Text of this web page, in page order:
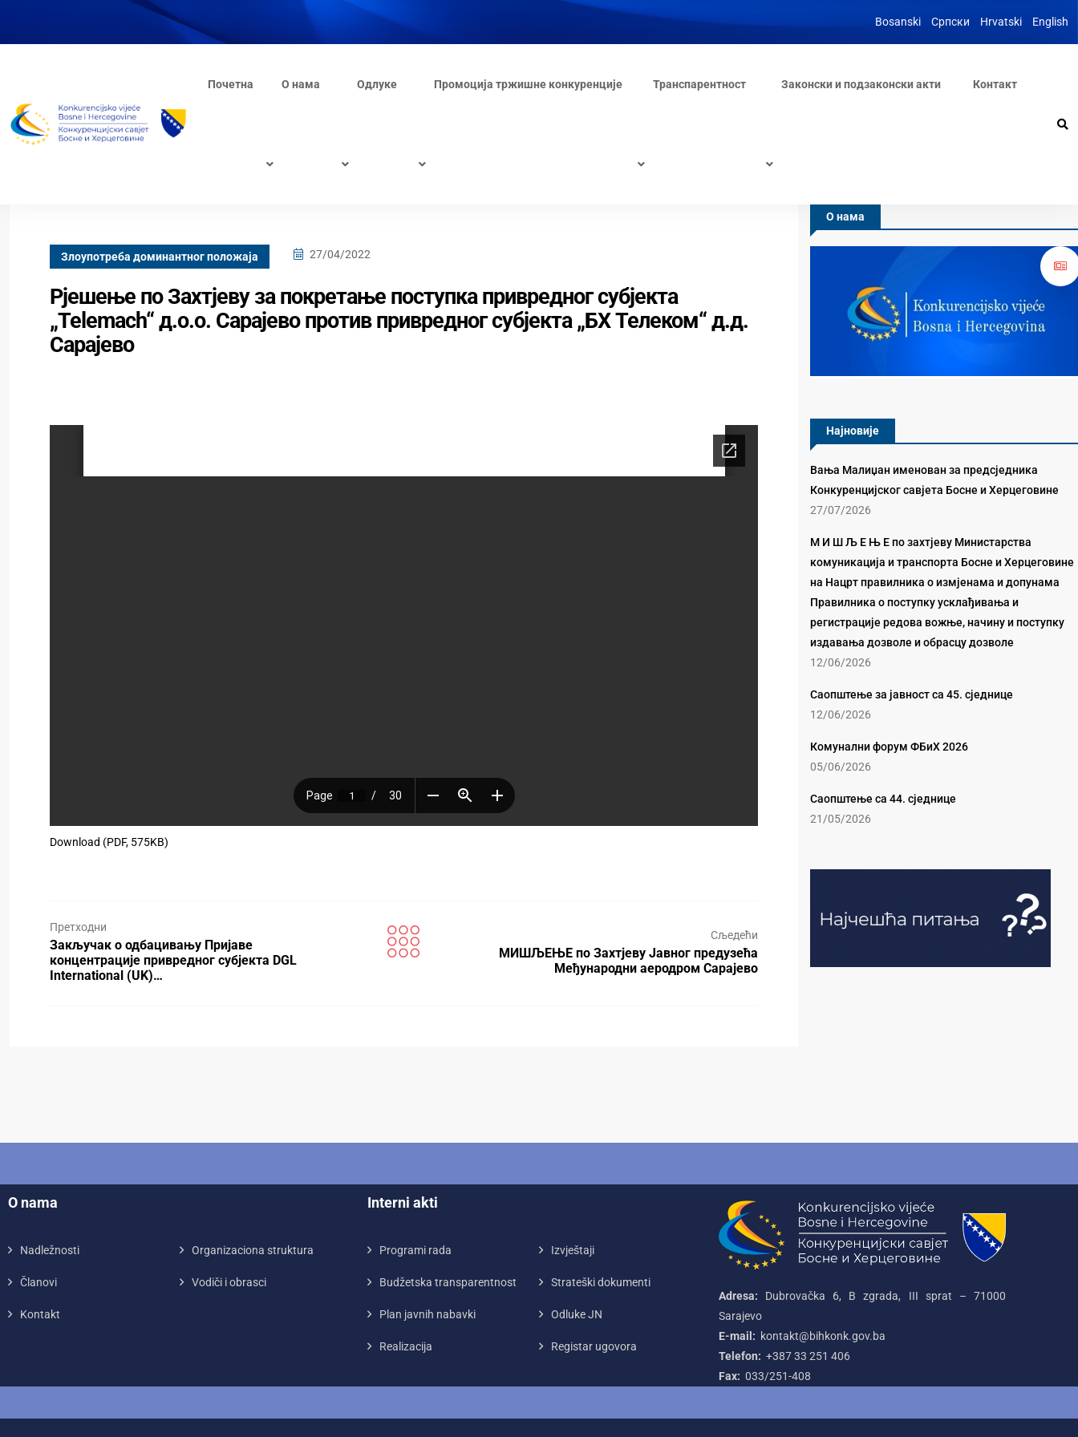
Bosanski Српски Hrvatski English
Почетна О нама Одлуке Промоција тржишне конкуренције Транспарентност Законски и подзаконски акти Контакт
Злоупотреба доминантног положаја 27/04/2022
Рјешење по Захтјеву за покретање поступка привредног субјекта
„Теlemach“ д.о.о. Сарајево против привредног субјекта „БХ Телеком“ д.д.
Сарајево
Download (PDF, 575KB)
Претходни
Закључак о одбацивању Пријаве
концентрације привредног субјекта DGL
International (UK)…
Сљедећи
МИШЉЕЊЕ по Захтјеву Јавног предузећа
Међународни аеродром Сарајево
О нама
Најновије
Вања Малиџан именован за предсједника
Конкуренцијског савјета Босне и Херцеговине
27/07/2026
М И Ш Љ Е Њ Е по захтјеву Министарства
комуникација и транспорта Босне и Херцеговине
на Нацрт правилника о измјенама и допунама
Правилника о поступку усклађивања и
регистрације редова вожње, начину и поступку
издавања дозволе и обрасцу дозволе
12/06/2026
Саопштење за јавност са 45. сједнице
12/06/2026
Комунални форум ФБиХ 2026
05/06/2026
Саопштење са 44. сједнице
21/05/2026
O nama
Nadležnosti Organizaciona struktura
Članovi Vodiči i obrasci
Kontakt
Interni akti
Programi rada Izvještaji
Budžetska transparentnost Strateški dokumenti
Plan javnih nabavki Odluke JN
Realizacija Registar ugovora
Adresa: Dubrovačka 6, B zgrada, III sprat – 71000‌
Sarajevo
E-mail: kontakt@bihkonk.gov.ba
Telefon: +387‌ 33‌ 251‌ 406
Fax: 033/251-408